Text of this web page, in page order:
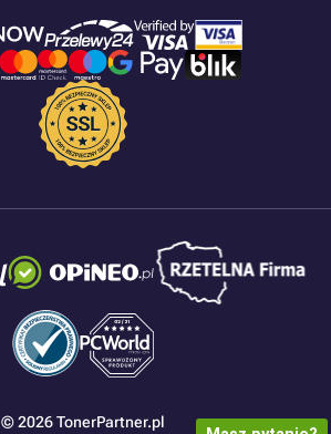
© 2026 TonerPartner.pl